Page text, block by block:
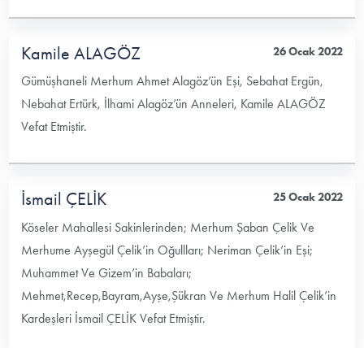
Kamile ALAGÖZ 26 Ocak 2022
Gümüşhaneli Merhum Ahmet Alagöz’ün Eşi, Sebahat Ergün,
Nebahat Ertürk, İlhami Alagöz’ün Anneleri, Kamile ALAGÖZ
Vefat Etmiştir.
İsmail ÇELİK 25 Ocak 2022
Köseler Mahallesi Sakinlerinden; Merhum Şaban Çelik Ve
Merhume Ayşegül Çelik’in Oğullları; Neriman Çelik’in Eşi;
Muhammet Ve Gizem’in Babaları;
Mehmet,Recep,Bayram,Ayşe,Şükran Ve Merhum Halil Çelik’in
Kardeşleri İsmail ÇELİK Vefat Etmiştir.